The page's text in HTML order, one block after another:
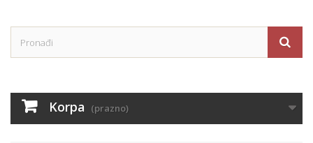
Korpa (prazno)